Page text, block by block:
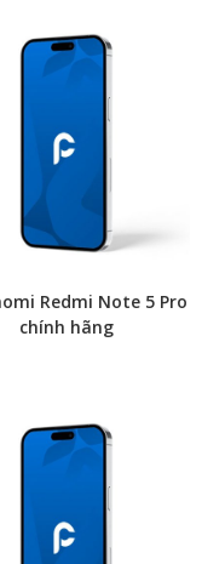
Redmi Note 5 Pro
chính hãng